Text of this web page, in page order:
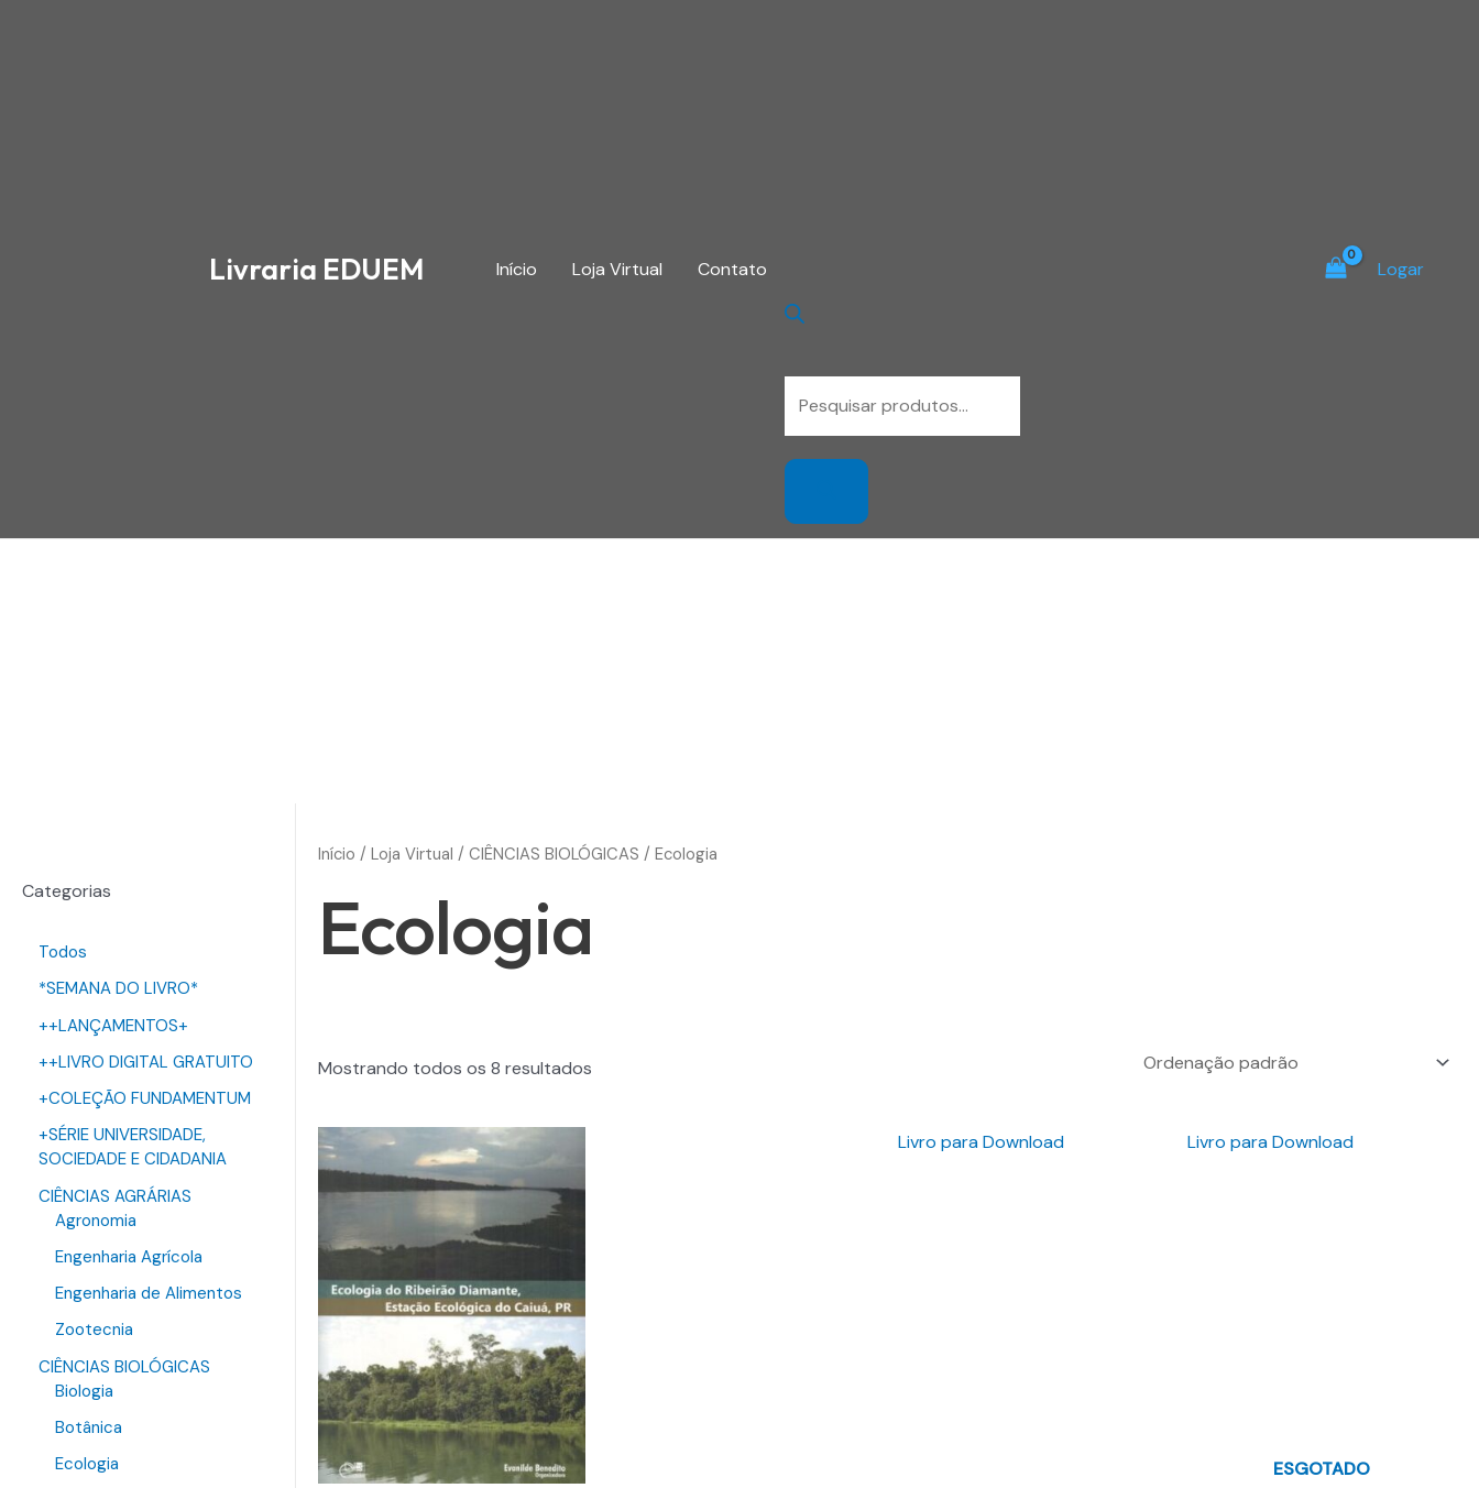
Livraria EDUEM Início Loja Virtual Contato
Pesquisar
Logar
Categorias
Todos
*SEMANA DO LIVRO*
++LANÇAMENTOS+
++LIVRO DIGITAL GRATUITO
+COLEÇÃO FUNDAMENTUM
+SÉRIE UNIVERSIDADE,
SOCIEDADE E CIDADANIA
CIÊNCIAS AGRÁRIAS
Agronomia
Engenharia Agrícola
Engenharia de Alimentos
Zootecnia
CIÊNCIAS BIOLÓGICAS
Biologia
Botânica
Ecologia
Início / Loja Virtual / CIÊNCIAS BIOLÓGICAS / Ecologia
Ecologia
Mostrando todos os 8 resultados
Livro para Download Livro para Download
ESGOTADO